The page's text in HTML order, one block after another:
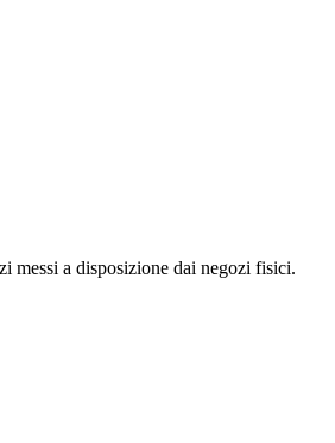
messi a disposizione dai negozi fisici.